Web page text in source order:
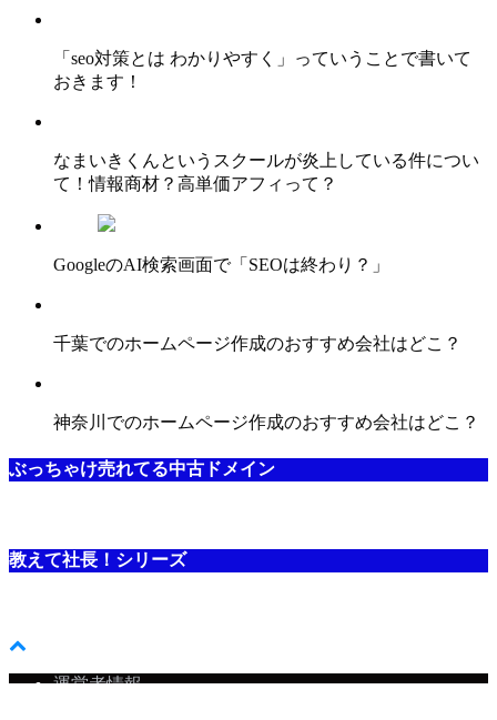
「seo対策とは わかりやすく」っていうことで書いて
おきます！
なまいきくんというスクールが炎上している件につい
て！情報商材？高単価アフィって？
GoogleのAI検索画面で「SEOは終わり？」
千葉でのホームページ作成のおすすめ会社はどこ？
神奈川でのホームページ作成のおすすめ会社はどこ？
ぶっちゃけ売れてる中古ドメイン
教えて社長！シリーズ
運営者情報